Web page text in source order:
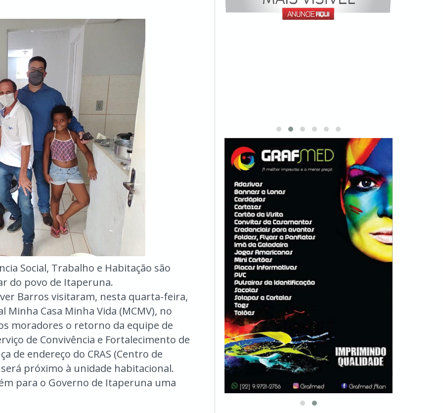
Social, Trabalho e Habitação são
do povo de Itaperuna.
Barros visitaram, nesta quarta-feira,
Casa Minha Vida (MCMV), no
moradores o retorno da equipe de
de Convivência e Fortalecimento de
de endereço do CRAS (Centro de
próximo à unidade habitacional.
para o Governo de Itaperuna uma